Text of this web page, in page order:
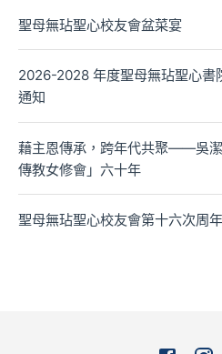
聖母無玷聖心校友會盆菜宴
2026-2028 年度聖母無玷聖心書
通知
藉主恩傳承，跨年代共聚——吳
傳教女修會」六十年
聖母無玷聖心校友會第十六次周